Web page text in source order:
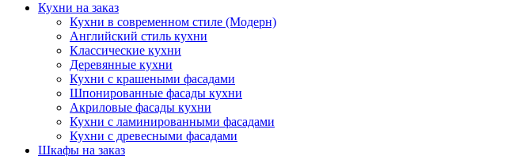
Кухни на заказ
Кухни в современном стиле (Модерн)
Английский стиль кухни
Классические кухни
Деревянные кухни
Кухни с крашеными фасадами
Шпонированные фасады кухни
Акриловые фасады кухни
Кухни с ламинированными фасадами
Кухни с древесными фасадами
Шкафы на заказ